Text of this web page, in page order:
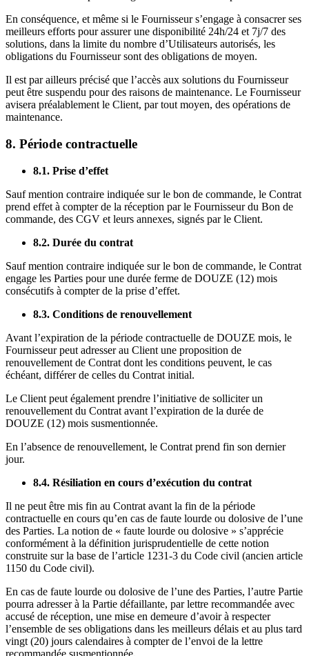
En conséquence, et même si le Fournisseur s’engage à consacrer ses
meilleurs efforts pour assurer une disponibilité 24h/24 et 7j/7 des
solutions, dans la limite du nombre d’Utilisateurs autorisés, les
obligations du Fournisseur sont des obligations de moyen.
Il est par ailleurs précisé que l’accès aux solutions du Fournisseur
peut être suspendu pour des raisons de maintenance. Le Fournisseur
avisera préalablement le Client, par tout moyen, des opérations de
maintenance.
8. Période contractuelle
8.1. Prise d’effet
Sauf mention contraire indiquée sur le bon de commande, le Contrat
prend effet à compter de la réception par le Fournisseur du Bon de
commande, des CGV et leurs annexes, signés par le Client.
8.2. Durée du contrat
Sauf mention contraire indiquée sur le bon de commande, le Contrat
engage les Parties pour une durée ferme de DOUZE (12) mois
consécutifs à compter de la prise d’effet.
8.3. Conditions de renouvellement
Avant l’expiration de la période contractuelle de DOUZE mois, le
Fournisseur peut adresser au Client une proposition de
renouvellement de Contrat dont les conditions peuvent, le cas
échéant, différer de celles du Contrat initial.
Le Client peut également prendre l’initiative de solliciter un
renouvellement du Contrat avant l’expiration de la durée de
DOUZE (12) mois susmentionnée.
En l’absence de renouvellement, le Contrat prend fin son dernier
jour.
8.4. Résiliation en cours d’exécution du contrat
Il ne peut être mis fin au Contrat avant la fin de la période
contractuelle en cours qu’en cas de faute lourde ou dolosive de l’une
des Parties. La notion de « faute lourde ou dolosive » s’apprécie
conformément à la définition jurisprudentielle de cette notion
construite sur la base de l’article 1231-3 du Code civil (ancien article
1150 du Code civil).
En cas de faute lourde ou dolosive de l’une des Parties, l’autre Partie
pourra adresser à la Partie défaillante, par lettre recommandée avec
accusé de réception, une mise en demeure d’avoir à respecter
l’ensemble de ses obligations dans les meilleurs délais et au plus tard
vingt (20) jours calendaires à compter de l’envoi de la lettre
recommandée susmentionnée.